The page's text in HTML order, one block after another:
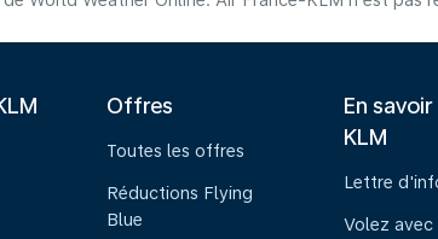
Offres
Toutes les offres
Réductions Flying
Blue
En
KLM
Lettre
Volez avec